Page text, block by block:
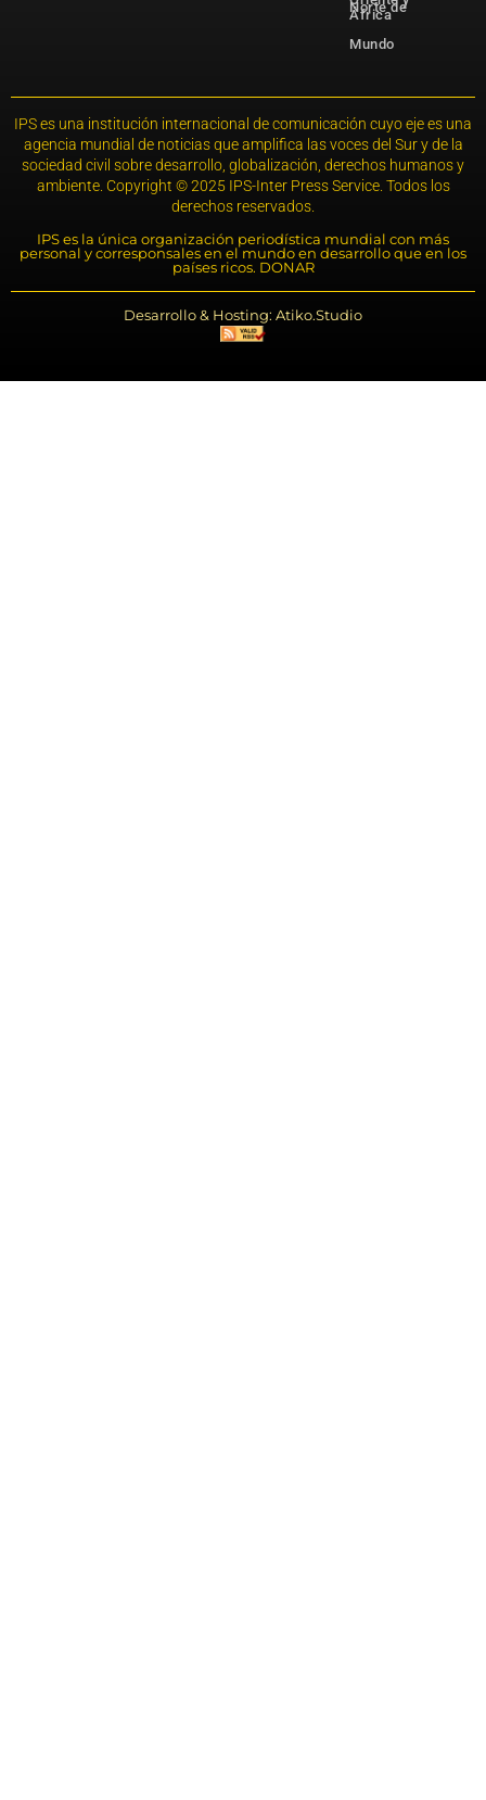
Norte de
África
Mundo
IPS es una institución internacional de comunicación cuyo eje es una
agencia mundial de noticias que amplifica las voces del Sur y de la
sociedad civil sobre desarrollo, globalización, derechos humanos y
ambiente. Copyright © 2025 IPS-Inter Press Service. Todos los
derechos reservados.
IPS es la única organización periodística mundial con más
personal y corresponsales en el mundo en desarrollo que en los
países ricos. DONAR
Desarrollo & Hosting: Atiko.Studio